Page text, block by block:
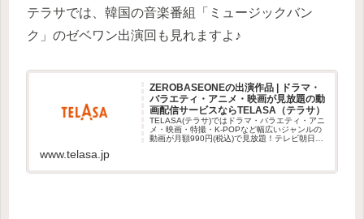
テラサでは、韓国の音楽番組「ミュージックバン
ク」のゼベワン出演回も見れますよ♪
ZEROBASEONEの出演作品 | ドラマ・
バラエティ・アニメ・映画が見放題の動
画配信サービスならTELASA（テラサ）
TELASA(テラサ)ではドラマ・バラエティ・アニ
メ・映画・特撮・K-POPなど幅広いジャンルの
動画が月額990円(税込)で見放題！テレビ朝日公
www.telasa.jp